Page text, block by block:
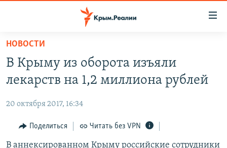
Вернуться
основному
содержанию
Вернутся
навигации
Вернутся
СПЕЦПРОЕКТЫ
КАРТА ВОЕННЫХ ОБЪЕКТОВ КРЫМА
11 ЛЕТ ОККУПАЦИИ КРЫМА. 11 ИСТОРИЙ СОПРОТИВЛЕНИЯ
ИСТОРИЯ
ЕЩЕ
ИНТЕРАКТИВ
РАДІО СВОБОДА
НОВОСТИ
В Крыму из оборота изъяли
лекарств на 1,2 миллиона рублей
20 октября 2017, 16:34
Поделиться Читать без VPN
В аннексированном Крыму российские сотрудники